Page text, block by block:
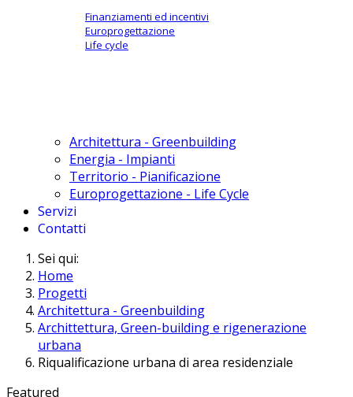
Finanziamenti ed incentivi
Europrogettazione
Life cycle
Architettura - Greenbuilding
Energia - Impianti
Territorio - Pianificazione
Europrogettazione - Life Cycle
Servizi
Contatti
Sei qui:
Home
Progetti
Architettura - Greenbuilding
Archittettura, Green-building e rigenerazione
urbana
Riqualificazione urbana di area residenziale
Featured